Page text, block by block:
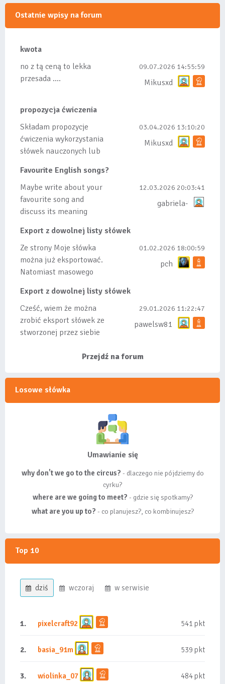
Ostatnie wpisy na forum
kwota
no z tą ceną to lekka
przesada ....
09.07.2026 14:55:59
Mikusxd
propozycja ćwiczenia
Składam propozycje
ćwiczenia wykorzystania
słówek nauczonych lub
tez ze wszys...
03.04.2026 13:10:20
Mikusxd
Favourite English songs?
Maybe write about your
favourite song and
discuss its meaning
12.03.2026 20:03:41
gabriela-
Export z dowolnej listy słówek
Ze strony Moje słówka
można już eksportować.
Natomiast masowego
bo wiąże się...
01.02.2026 18:00:59
pch
Export z dowolnej listy słówek
Cześć, wiem że można
zrobić eksport słówek ze
stworzonej przez siebie
29.01.2026 11:22:47
pawelsw81
Przejdź na forum
Losowe słówka
Umawianie się
why don't we go to the circus? - dlaczego nie pójdziemy do
cyrku?
where are we going to meet? - gdzie się spotkamy?
what are you up to? - co planujesz?, co kombinujesz?
Top 10
dziś wczoraj w serwisie
1. pixelcraft92 541 pkt
2. basia_91m 539 pkt
3. wiolinka_07 484 pkt